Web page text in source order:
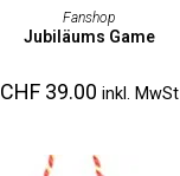
IN DEN WARENKORB
Fanshop
Jubiläums Game
CHF39.00 inkl. MwSt